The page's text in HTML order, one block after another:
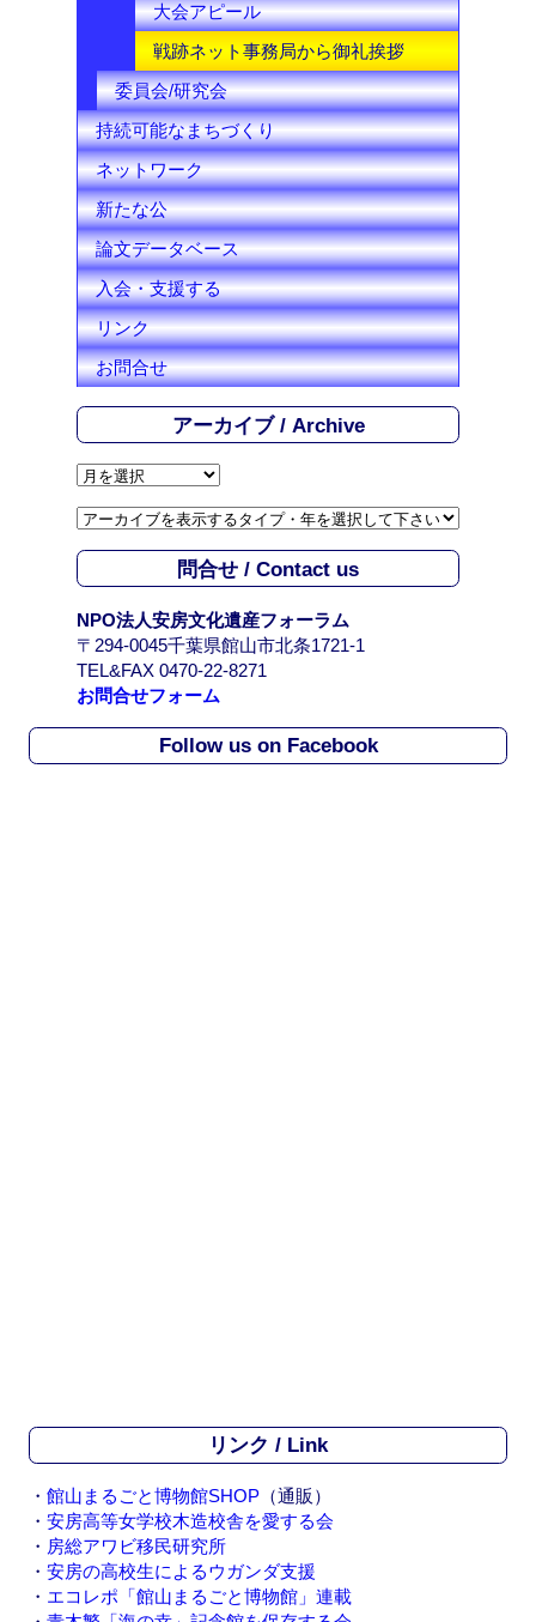
大会アピール
戦跡ネット事務局から御礼挨拶
委員会/研究会
持続可能なまちづくり
ネットワーク
新たな公
論文データベース
入会・支援する
リンク
お問合せ
アーカイブ / Archive
ア
カ
イ
ブ
A
r
c
h
i
問合せ / Contact us
NPO法人安房文化遺産フォーラム
〒294-0045千葉県館山市北条1721-1
TEL&FAX 0470-22-8271
お問合せフォーム
Follow us on Facebook
リンク / Link
・ 館山まるごと博物館SHOP （通販）
・ 安房高等女学校木造校舎を愛する会
・ 房総アワビ移民研究所
・ 安房の高校生によるウガンダ支援
・ エコレポ「館山まるごと博物館」連載